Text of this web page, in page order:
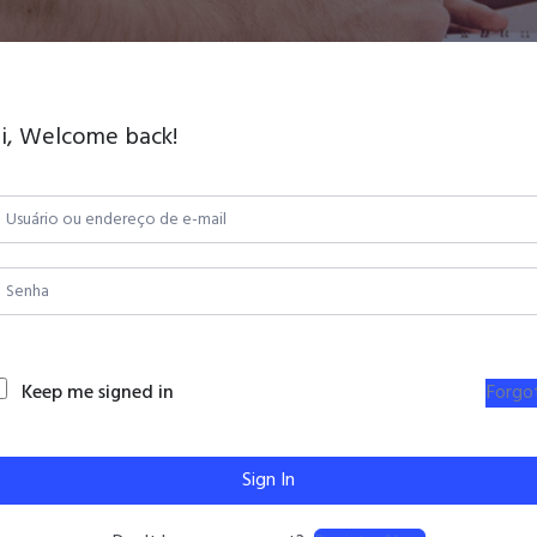
Welcome back!
Keep me signed in
Sign In